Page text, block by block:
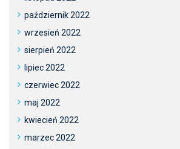
październik 2022
wrzesień 2022
sierpień 2022
lipiec 2022
czerwiec 2022
maj 2022
kwiecień 2022
marzec 2022